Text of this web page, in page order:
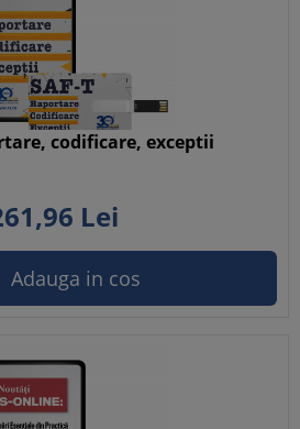
codificare, exceptii
96 Lei
Adauga in cos